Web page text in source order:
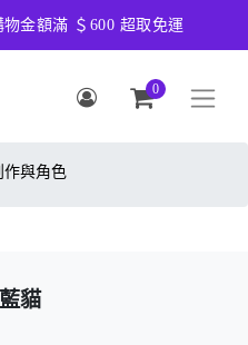
金額滿 ＄600 超取免運
0
作與角色
貓